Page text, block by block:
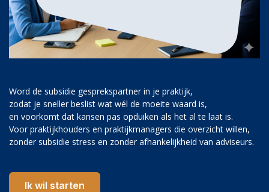
Word de subsidie gesprekspartner in je praktijk,
zodat je sneller beslist wat wél de moeite waard is,
en voorkomt dat kansen pas opduiken als het al te laat is.
Voor praktijkhouders en praktijkmanagers die overzicht willen,
zonder subsidie stress en zonder afhankelijkheid van adviseurs.
Ik wil starten